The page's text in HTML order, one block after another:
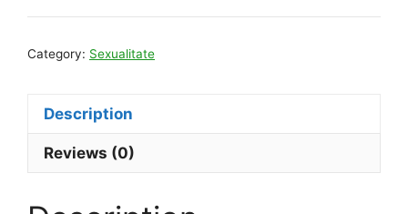
Category: Sexualitate
Description
Reviews (0)